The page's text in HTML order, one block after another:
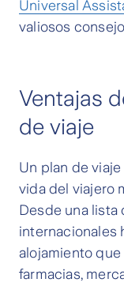
Universal
valiosos
Ventajas
de viaje
Un plan de
vida del viajero
Desde una lista
internacionales
alojamiento
farmacias,